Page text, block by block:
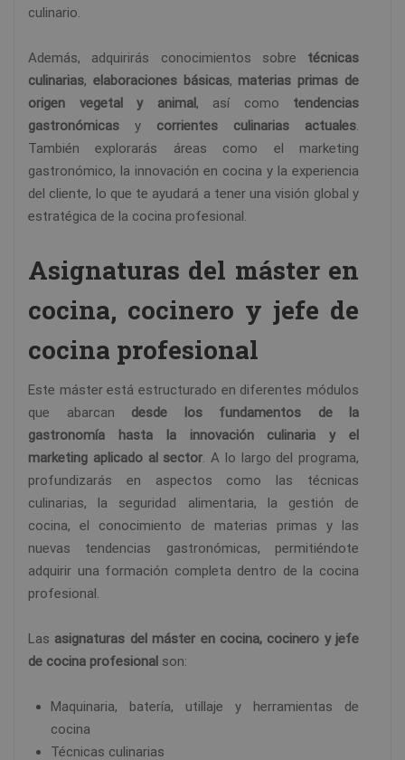
culinario.
Además, adquirirás conocimientos sobre técnicas
culinarias, elaboraciones básicas, materias primas de
origen vegetal y animal, así como tendencias
gastronómicas y corrientes culinarias actuales.
También explorarás áreas como el marketing
gastronómico, la innovación en cocina y la experiencia
del cliente, lo que te ayudará a tener una visión global y
estratégica de la cocina profesional.
Asignaturas del máster en
cocina, cocinero y jefe de
cocina profesional
Este máster está estructurado en diferentes módulos
que abarcan desde los fundamentos de la
gastronomía hasta la innovación culinaria y el
marketing aplicado al sector. A lo largo del programa,
profundizarás en aspectos como las técnicas
culinarias, la seguridad alimentaria, la gestión de
cocina, el conocimiento de materias primas y las
nuevas tendencias gastronómicas, permitiéndote
adquirir una formación completa dentro de la cocina
profesional.
Las asignaturas del máster en cocina, cocinero y jefe
de cocina profesional son:
Maquinaria, batería, utillaje y herramientas de
cocina
Técnicas culinarias